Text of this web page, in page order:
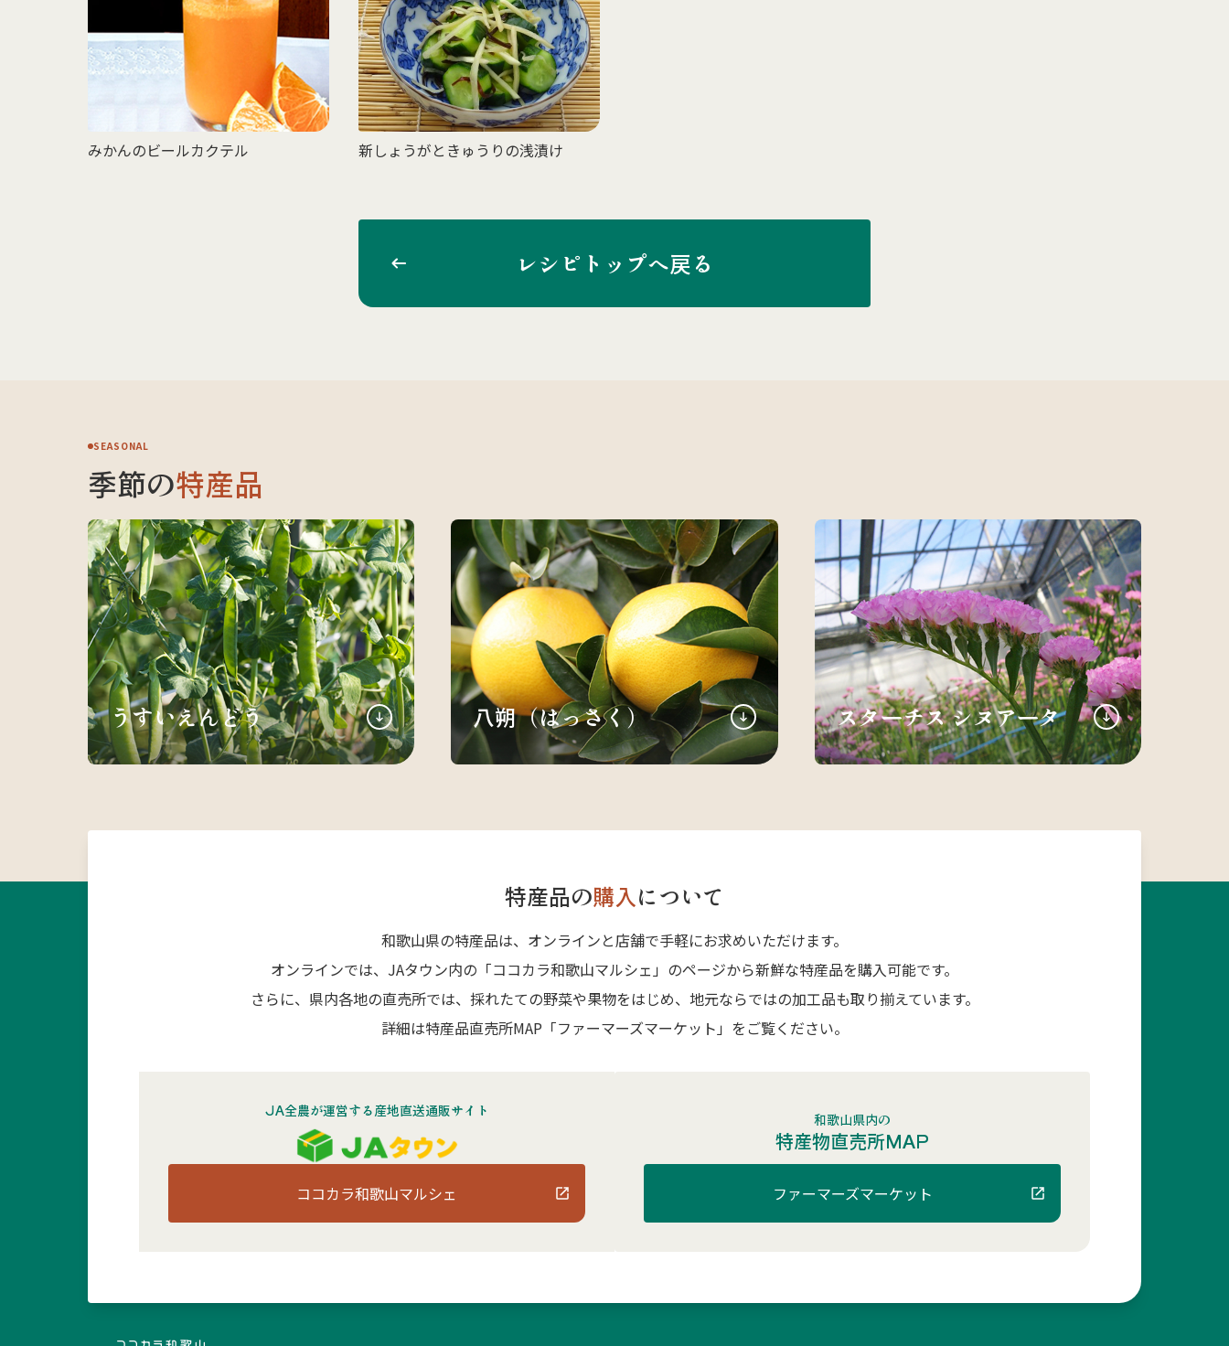
みかんのビールカクテル 新しょうがときゅうりの浅漬け
レシピトップへ戻る
SEASONAL
季節の特産品
うすいえんどう 八朔（はっさく） スターチス シヌアータ
特産品の購入について
和歌山県の特産品は、オンラインと店舗で手軽にお求めいただけます。
オンラインでは、JAタウン内の「ココカラ和歌山マルシェ」のページから新鮮な特産品を購入可能です。
さらに、県内各地の直売所では、採れたての野菜や果物をはじめ、地元ならではの加工品も取り揃えています。
詳細は特産品直売所MAP「ファーマーズマーケット」をご覧ください。
JA全農が運営する産地直送通販サイト
ココカラ和歌山マルシェ
和歌山県内の
特産物直売所MAP
ファーマーズマーケット